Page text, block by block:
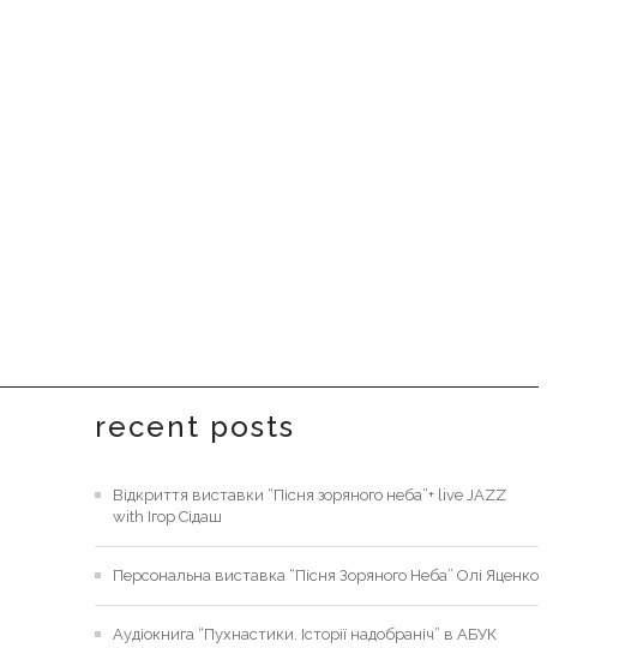
recent posts
Відкриття виставки “Пісня зоряного неба”+ live JAZZ
with Ігор Сідаш
Персональна виставка “Пісня Зоряного Неба” Олі Яценко
Аудіокнига “Пухнастики. Історії надобраніч” в АБУК